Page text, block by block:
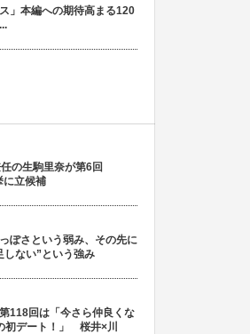
」本編への期待高まる120
の生駒里奈が第6回
立候補
ぽさという弱み、その先に
しない”という強み
118回は「今さら仲良くな
初デート！」 桜井×川